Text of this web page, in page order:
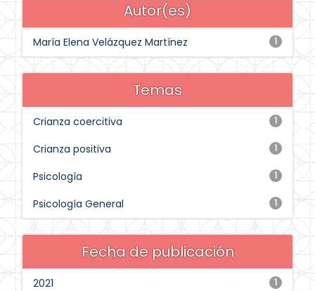
Autor(es)
1
María Elena Velázquez Martínez
Temas
1
Crianza coercitiva
1
Crianza positiva
1
Psicología
1
Psicología General
Fecha de publicación
1
2021